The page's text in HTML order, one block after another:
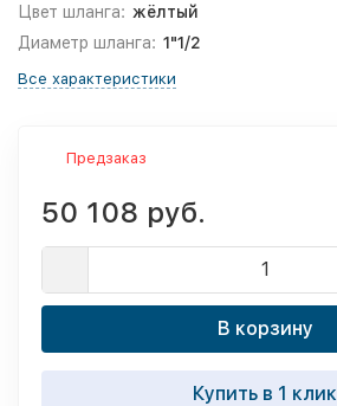
Цвет шланга: жёлтый
Диаметр шланга: 1"1/2
Все характеристики
Предзаказ
50 108 руб.
В корзину
Купить в 1 клик